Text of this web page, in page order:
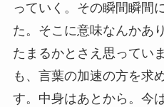
っていく。その瞬間瞬間
た。そこに意味なんかあ
たまるかとさえ思ってい
も、言葉の加速の方を求
す。中身はあとから。今